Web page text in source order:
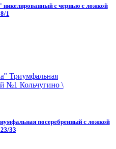
с чернью с ложкой
1
посеребренный с ложкой
33